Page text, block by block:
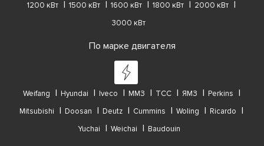
1200 кВт
1500 кВт 1600 кВт 1800 кВт
2000 кВт
3000 кВт
По марке двигателя
Weifang Hyundai Iveco ММЗ ТСС ЯМЗ
Perkins
Mitsubishi
Doosan Deutz Cummins Woling
Ricardo
Yuchai
Weichai Baudouin